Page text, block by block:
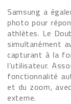
Samsung a
photo pour
athlètes. Le
simultanément
capturant à la
l’utilisateur.
fonctionnalité
et du zoom,
externe.